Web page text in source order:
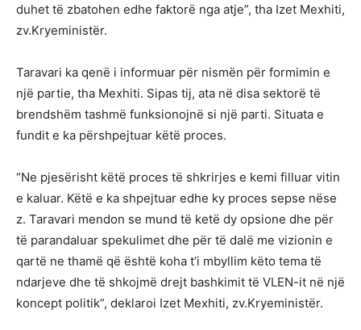
duhet të zbatohen edhe faktorë nga atje”, tha Izet Mexhiti,
zv.Kryeministër.
Taravari ka qenë i informuar për nismën për formimin e
një partie, tha Mexhiti. Sipas tij, ata në disa sektorë të
brendshëm tashmë funksionojnë si një parti. Situata e
fundit e ka përshpejtuar këtë proces.
“Ne pjesërisht këtë proces të shkrirjes e kemi filluar vitin
e kaluar. Këtë e ka shpejtuar edhe ky proces sepse nëse
z. Taravari mendon se mund të ketë dy opsione dhe për
të parandaluar spekulimet dhe për të dalë me vizionin e
qartë ne thamë që është koha t’i mbyllim këto tema të
ndarjeve dhe të shkojmë drejt bashkimit të VLEN-it në një
koncept politik”, deklaroi Izet Mexhiti, zv.Kryeministër.